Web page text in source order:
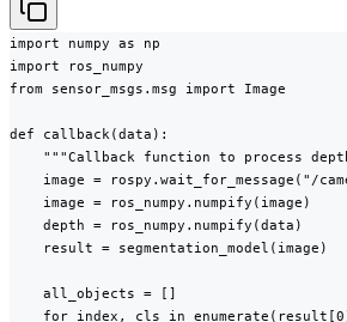
import numpy as np
import ros_numpy
from sensor_msgs.msg import Image
def callback(data):
"""Callback function to process
image = rospy.wait_for_message("/
    image = ros_numpy.numpify(image)
    depth = ros_numpy.numpify(data)
    result = segmentation_model(image)
    all_objects = []
for index, cls in